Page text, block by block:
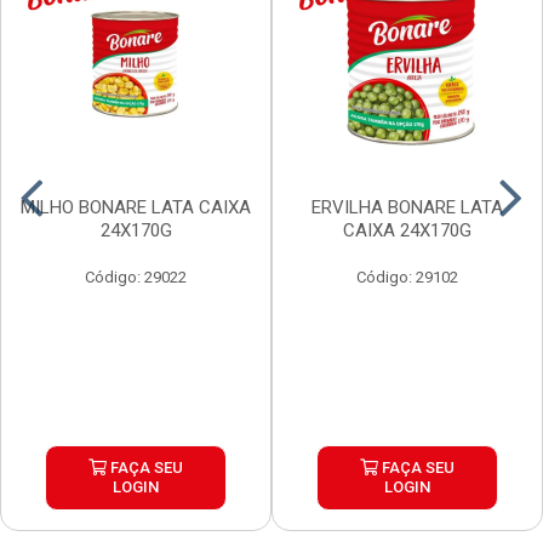
MILHO BONARE LATA CAIXA
24X170G
Código: 29022
FAÇA SEU
LOGIN
ERVILHA BONARE LATA
CAIXA 24X170G
Código: 29102
FAÇA SEU
LOGIN